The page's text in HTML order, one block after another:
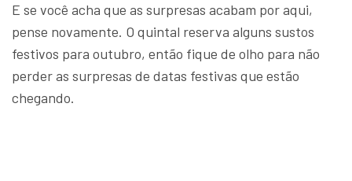
E se você acha que as surpresas acabam por aqui,
pense novamente. O quintal reserva alguns sustos
festivos para outubro, então fique de olho para não
perder as surpresas de datas festivas que estão
chegando.